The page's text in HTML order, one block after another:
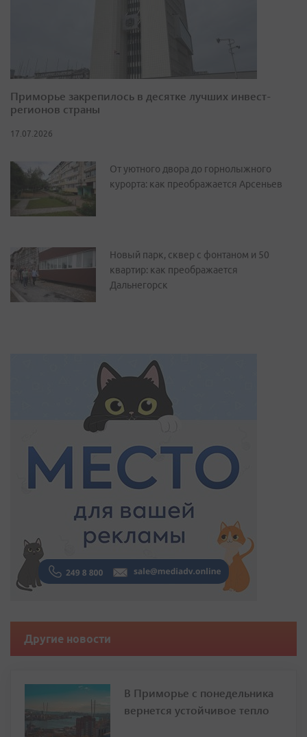
Приморье закрепилось в десятке лучших инвест-
регионов страны
17.07.2026
От уютного двора до горнолыжного
курорта: как преображается Арсеньев
Новый парк, сквер с фонтаном и 50
квартир: как преображается
Дальнегорск
Другие новости
В Приморье с понедельника
вернется устойчивое тепло